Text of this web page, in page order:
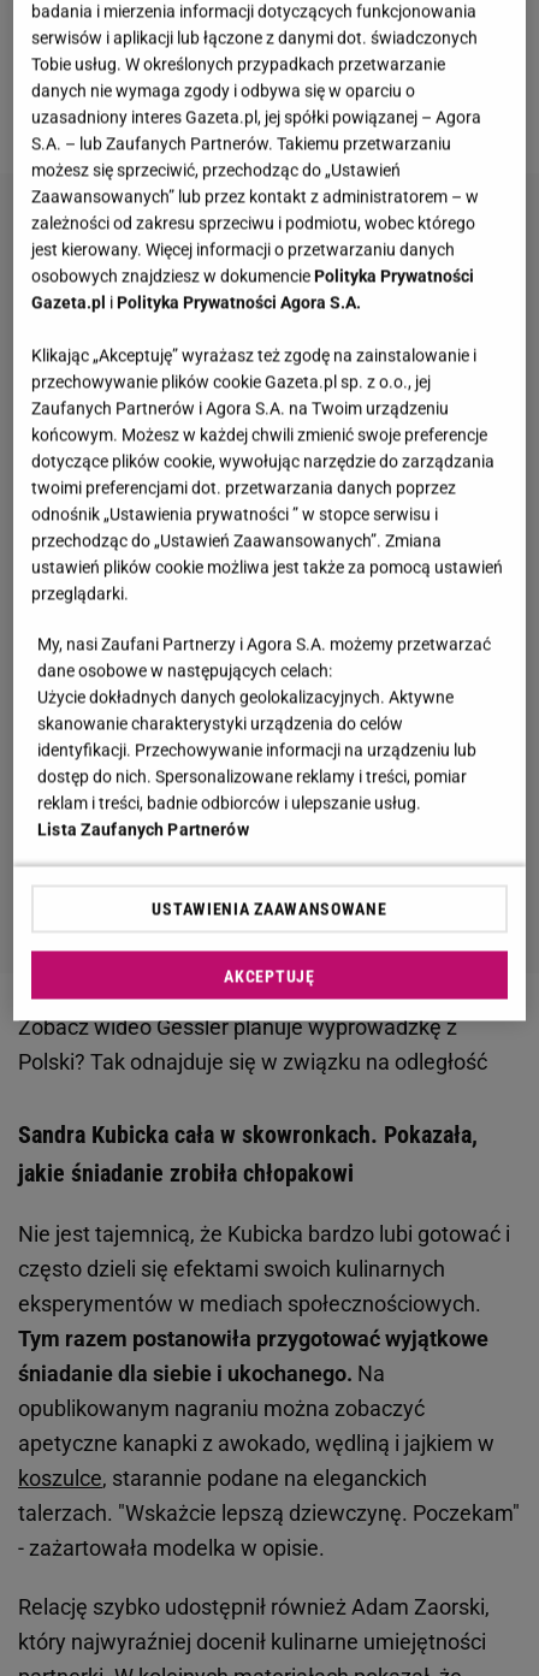
Zakochani spędzają ze sobą coraz więcej czasu. 6
czerwca pochwalili się kadrami zewspólnego
śniadania. Uwagę internautów przyciągnął opis,
który znalazł się na jednym z nagrań.
Zobacz wideoGessler planuje wyprowadzkę z
Polski? Tak odnajduje się w związku na odległość
Sandra Kubicka cała w skowronkach. Pokazała,
jakie śniadanie zrobiła chłopakowi
Nie jest tajemnicą, że Kubicka bardzo lubi gotować i
często dzieli się efektami swoich kulinarnych
eksperymentów w mediach społecznościowych.
Tym razem postanowiła przygotować wyjątkowe
śniadanie dla siebie i ukochanego. Na
opublikowanym nagraniu można zobaczyć
apetyczne kanapki z awokado, wędliną i jajkiem w
koszulce, starannie podane na eleganckich
talerzach. "Wskażcie lepszą dziewczynę. Poczekam"
- zażartowała modelka w opisie.
Relację szybko udostępnił również Adam Zaorski,
który najwyraźniej docenił kulinarne umiejętności
badania i mierzenia informacji dotyczących funkcjonowania
serwisów i aplikacji lub łączone z danymi dot. świadczonych
Tobie usług. W określonych przypadkach przetwarzanie
danych nie wymaga zgody i odbywa się w oparciu o
uzasadniony interes Gazeta.pl, jej spółki powiązanej – Agora
S.A. – lub Zaufanych Partnerów. Takiemu przetwarzaniu
możesz się sprzeciwić, przechodząc do „Ustawień
Zaawansowanych” lub przez kontakt z administratorem – w
zależności od zakresu sprzeciwu i podmiotu, wobec którego
jest kierowany. Więcej informacji o przetwarzaniu danych
osobowych znajdziesz w dokumenciePolityka Prywatności
Gazeta.pl iPolityka Prywatności Agora S.A.
Klikając „Akceptuję” wyrażasz też zgodę na zainstalowanie i
przechowywanie plików cookie Gazeta.pl sp. z o.o., jej
Zaufanych Partnerów i Agora S.A. na Twoim urządzeniu
końcowym. Możesz w każdej chwili zmienić swoje preferencje
dotyczące plików cookie, wywołując narzędzie do zarządzania
twoimi preferencjami dot. przetwarzania danych poprzez
odnośnik „Ustawienia prywatności ” w stopce serwisu i
przechodząc do „Ustawień Zaawansowanych”. Zmiana
ustawień plików cookie możliwa jest także za pomocą ustawień
przeglądarki.
My, nasi Zaufani Partnerzy i Agora S.A. możemy przetwarzać
dane osobowe w następujących celach:
Użycie dokładnych danych geolokalizacyjnych. Aktywne
skanowanie charakterystyki urządzenia do celów
identyfikacji. Przechowywanie informacji na urządzeniu lub
dostęp do nich. Spersonalizowane reklamy i treści, pomiar
reklam i treści, badnie odbiorców i ulepszanie usług.
Lista Zaufanych Partnerów
USTAWIENIA ZAAWANSOWANE
AKCEPTUJĘ